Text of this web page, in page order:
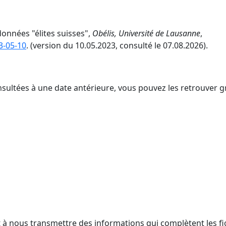
"élites suisses", Obélis, Université de Lausanne,
05-10. (version du 10.05.2023, consulté le 07.08.2026).
à une date antérieure, vous pouvez les retrouver
nous transmettre des informations qui complètent les